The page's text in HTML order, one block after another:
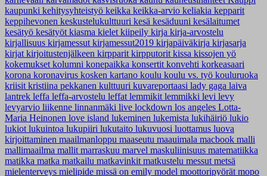
kaupunki kehitysyhteistyö keikka keikka-arvio keliakia kepparit
keppihevonen keskustelukulttuuri kesä kesäduuni kesälaitumet
kesätyö kesätyöt kiasma kielet kiipeily kirja kirja-arvostelu
kirjallisuus kirjamessut kirjamessut2019 kirjapäiväkirja kirjasarja
kirjat kirjoitustenjälkeen kirpparit kirpputorit kissa kissojen yö
kokemukset kolumni konepaikka konsertit konvehti korkeasaari
korona koronavirus kosken kartano koulu koulu vs. työ kouluruoka
kriisit kristiina pekkanen kulttuuri kuvareportaasi lady gaga laiva
lantrek leffa leffa-arvostelu leffat lemmikit lemmikki levi levy
levyarvio liikenne linnanmäki live lockdown los angeles Lotta-
Maria Heinonen love island lukeminen lukemista lukihäiriö lukio
lukiot lukuintoa lukupiiri lukutaito lukuvuosi luottamus luova
kirjoittaminen maailmanloppu maaseutu maauimala macbook malli
mallimaailma mallit marraskuu marvel maskuliinisuus matematiikka
matikka matka matkailu matkavinkit matkustelu messut metsä
mielenterveys mielipide missä on emily model moottoripyörät mopo